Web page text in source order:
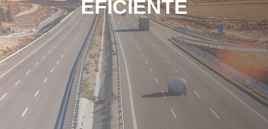
EFICIENTE